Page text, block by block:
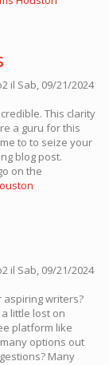
il Sab, 09/21/2024
This clarity
a guru for this
to to seize your
blog post.
on the
il Sab, 09/21/2024
aspiring writers?
little lost on
platform like
options out
Many